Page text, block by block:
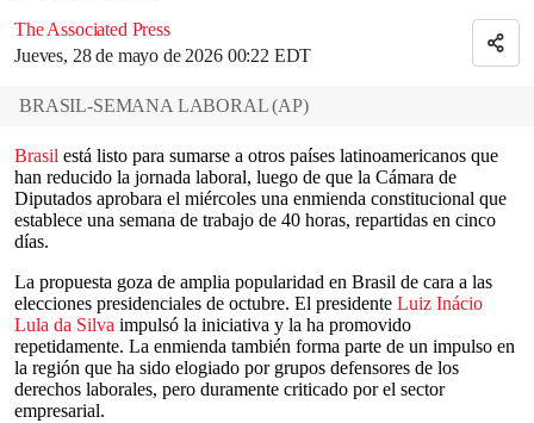
The Associated Press
Jueves, 28 de mayo de 2026 00:22 EDT
BRASIL-SEMANA LABORAL (AP)
Brasil está listo para sumarse a otros países latinoamericanos que
han reducido la jornada laboral, luego de que la Cámara de
Diputados aprobara el miércoles una enmienda constitucional que
establece una semana de trabajo de 40 horas, repartidas en cinco
días.
La propuesta goza de amplia popularidad en Brasil de cara a las
elecciones presidenciales de octubre. El presidente Luiz Inácio
Lula da Silva impulsó la iniciativa y la ha promovido
repetidamente. La enmienda también forma parte de un impulso en
la región que ha sido elogiado por grupos defensores de los
derechos laborales, pero duramente criticado por el sector
empresarial.